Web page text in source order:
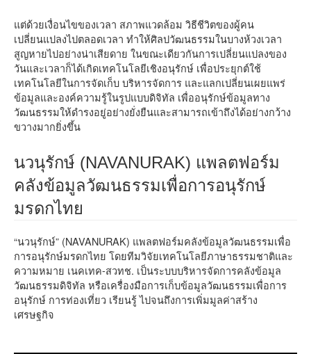
แต่ด้วยเงื่อนไขของเวลา สภาพแวดล้อม วิธีชีวิตของผู้คน
เปลี่ยนแปลงไปตลอดเวลา ทำให้ศิลปวัฒนธรรมในบางห้วงเวลา
สูญหายไปอย่างน่าเสียดาย ในขณะเดียวกันการเปลี่ยนแปลงของ
วันและเวลาก็ได้เกิดเทคโนโลยีเชิงอนุรักษ์ เพื่อประยุกต์ใช้
เทคโนโลยีในการจัดเก็บ บริหารจัดการ และแลกเปลี่ยนเผยแพร่
ข้อมูลและองค์ความรู้ในรูปแบบดิจิทัล เพื่ออนุรักษ์ข้อมูลทาง
วัฒนธรรมให้ดำรงอยู่อย่างยั่งยืนและสามารถเข้าถึงได้อย่างกว้าง
ขวางมากยิ่งขึ้น
นวนุรักษ์ (NAVANURAK) แพลตฟอร์ม
คลังข้อมูลวัฒนธรรมเพื่อการอนุรักษ์
มรดกไทย
“นวนุรักษ์” (NAVANURAK) แพลตฟอร์มคลังข้อมูลวัฒนธรรมเพื่อ
การอนุรักษ์มรดกไทย โดยทีมวิจัยเทคโนโลยีภาษาธรรมชาติและ
ความหมาย เนคเทค-สวทช. เป็นระบบบริหารจัดการคลังข้อมูล
วัฒนธรรมดิจิทัล หรือเครื่องมือการเก็บข้อมูลวัฒนธรรมเพื่อการ
อนุรักษ์ การท่องเที่ยว เรียนรู้ ไปจนถึงการเพิ่มมูลค่าสร้าง
เศรษฐกิจ